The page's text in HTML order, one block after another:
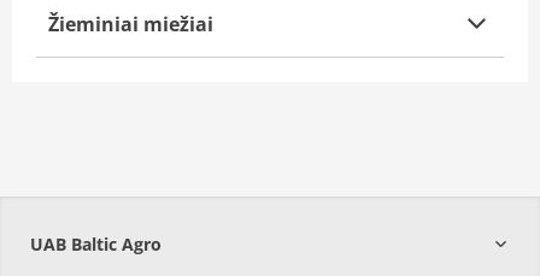
Žieminiai miežiai
UAB Baltic Agro